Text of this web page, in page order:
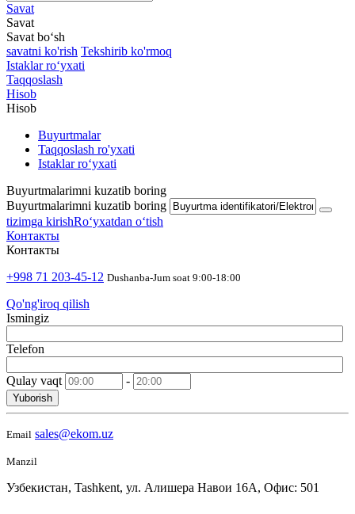
Savat
Savat
Savat bo‘sh
savatni ko'rish Tekshirib ko'rmoq
Istaklar roʻyxati
Taqqoslash
Hisob
Hisob
Buyurtmalar
Taqqoslash ro'yxati
Istaklar roʻyxati
Buyurtmalarimni kuzatib boring
Buyurtmalarimni kuzatib boring
tizimga kirishRoʻyxatdan oʻtish
Контакты
Контакты
+998 71 203-45-12 Dushanba-Jum soat 9:00-18:00
Qo'ng'iroq qilish
Ismingiz
Telefon
Qulay vaqt -
Yuborish
Email sales@ekom.uz
Manzil
Узбекистан, Tashkent, ул. Алишера Навои 16А, Офис: 501